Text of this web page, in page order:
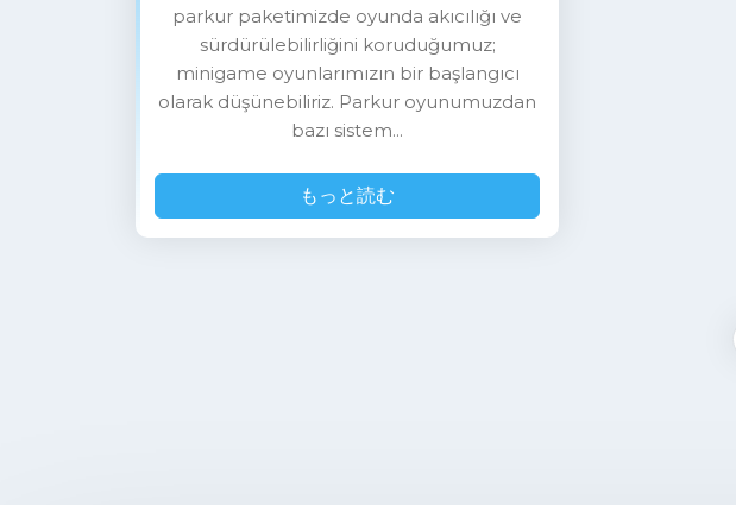
parkur paketimizde oyunda akıcılığı ve
sürdürülebilirliğini koruduğumuz;
minigame oyunlarımızın bir başlangıcı
olarak düşünebiliriz. Parkur oyunumuzdan
bazı sistem...
もっと読む